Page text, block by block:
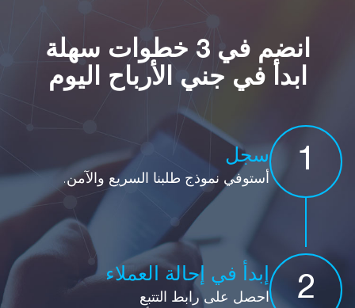
انضم في 3 خطوات سهلة
ابدأ في جني الأرباح اليوم
1 سجل
أستوفي نموذج طلبنا السريع والآمن.
2 إبدأ في إحالة العملاء
احصل على رابط التتبع